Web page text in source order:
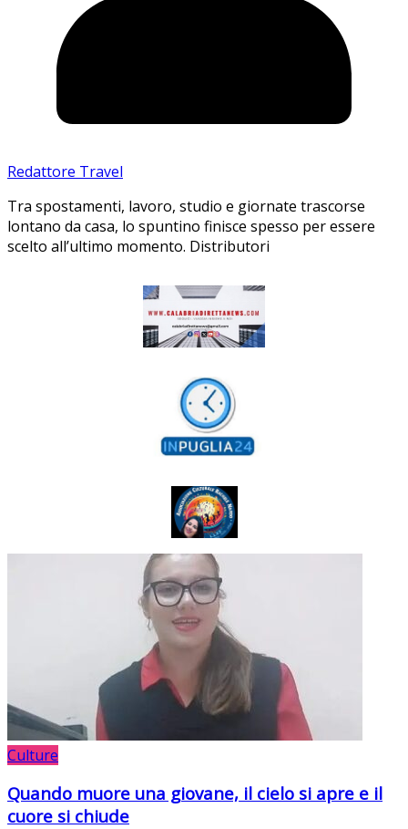
Redattore Travel
Tra spostamenti, lavoro, studio e giornate trascorse
lontano da casa, lo spuntino finisce spesso per essere
scelto all’ultimo momento. Distributori
Culture
Quando muore una giovane, il cielo si apre e il
cuore si chiude